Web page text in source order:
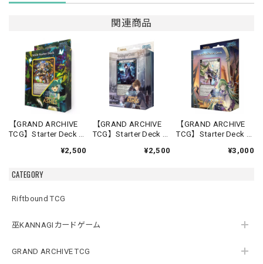
CATEGORY
Riftbound TCG
巫KANNAGIカードゲーム
GRAND ARCHIVE TCG
関連商品
【GRAND ARCHIVE
TCG】Starter Deck -
Ashes】《英語版》
¥2,500
【GRAND ARCHIVE
TCG】Starter Deck -
Ashes】《英語版》
¥2,500
【GRAND ARCHIVE
TCG】Starter Deck -
Ashes】《英語版》
¥3,000